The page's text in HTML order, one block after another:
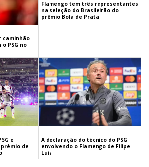
caminhão
PSG no
Flamengo tem três representantes
na seleção do Brasileirão do
prêmio Bola de Prata
e
de
A declaração do técnico do PSG
envolvendo o Flamengo de Filipe
Luís